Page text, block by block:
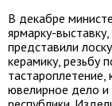
В декабре
ярмарку-
представили
керамику, резьбу
ювелирное дело